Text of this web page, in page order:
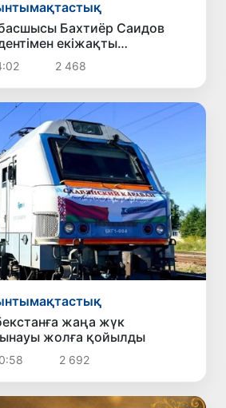
Бахтиёр Саидов
екіжақты
мәселелерін
2 468
жаңа жүк
жолға қойылды
2 692